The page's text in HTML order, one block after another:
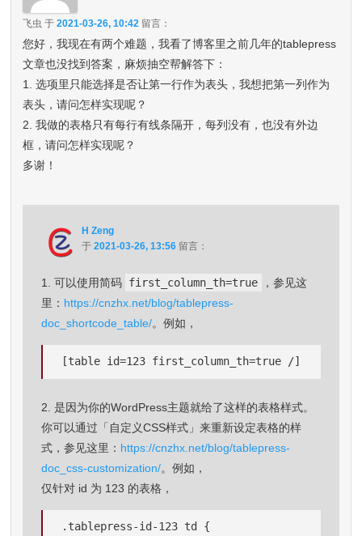
飞虫 于2021-03-26, 10:42 留言：
您好，我现在有两个难题，我看了博客里之前几年的tablepress
文章也没找到答案，麻烦抽空帮解答下：
1. 选项里只能选择是否让第一行作为表头，我想把第一列作为
表头，请问怎样实现呢？
2. 我做的表格只有每行有线条隔开，每列没有，也没有外边
框，请问怎样实现呢？
多谢！
H Zeng
于2021-03-26, 13:56 留言：
1. 可以使用简码 first_column_th=true
，参见这
里： https://cnzhx.net/blog/tablepress-
doc_shortcode_table/。例如，
[table id=123 first_column_th=true /]
2. 是因为你的WordPress主题就给了这样的表格样式。
你可以通过「自定义CSS样式」来重新设定表格的样
式，参见这里： https://cnzhx.net/blog/tablepress-
doc_css-customization/。例如，
仅针对 id 为 123 的表格，
.tablepress-id-123 td {